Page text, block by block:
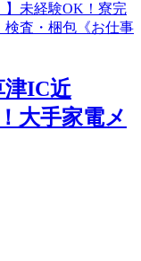
津IC近
大手家電メ